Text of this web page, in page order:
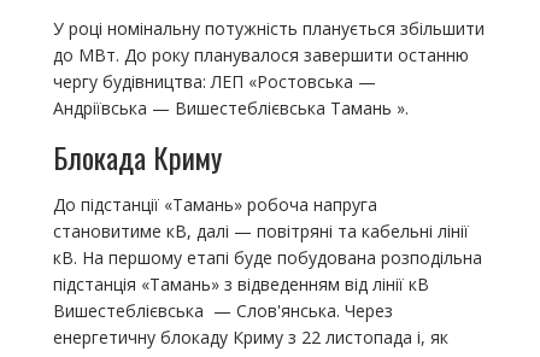
У році номінальну потужність планується збільшити
до МВт. До року планувалося завершити останню
чергу будівництва: ЛЕП «Ростовська —
Андріївська — Вишестеблієвська Тамань ».
Блокада Криму
До підстанції «Тамань» робоча напруга
становитиме кВ, далі — повітряні та кабельні лінії
кВ. На першому етапі буде побудована розподільна
підстанція «Тамань» з відведенням від лінії кВ
Вишестеблієвська — Слов'янська. Через
енергетичну блокаду Криму з 22 листопада і, як